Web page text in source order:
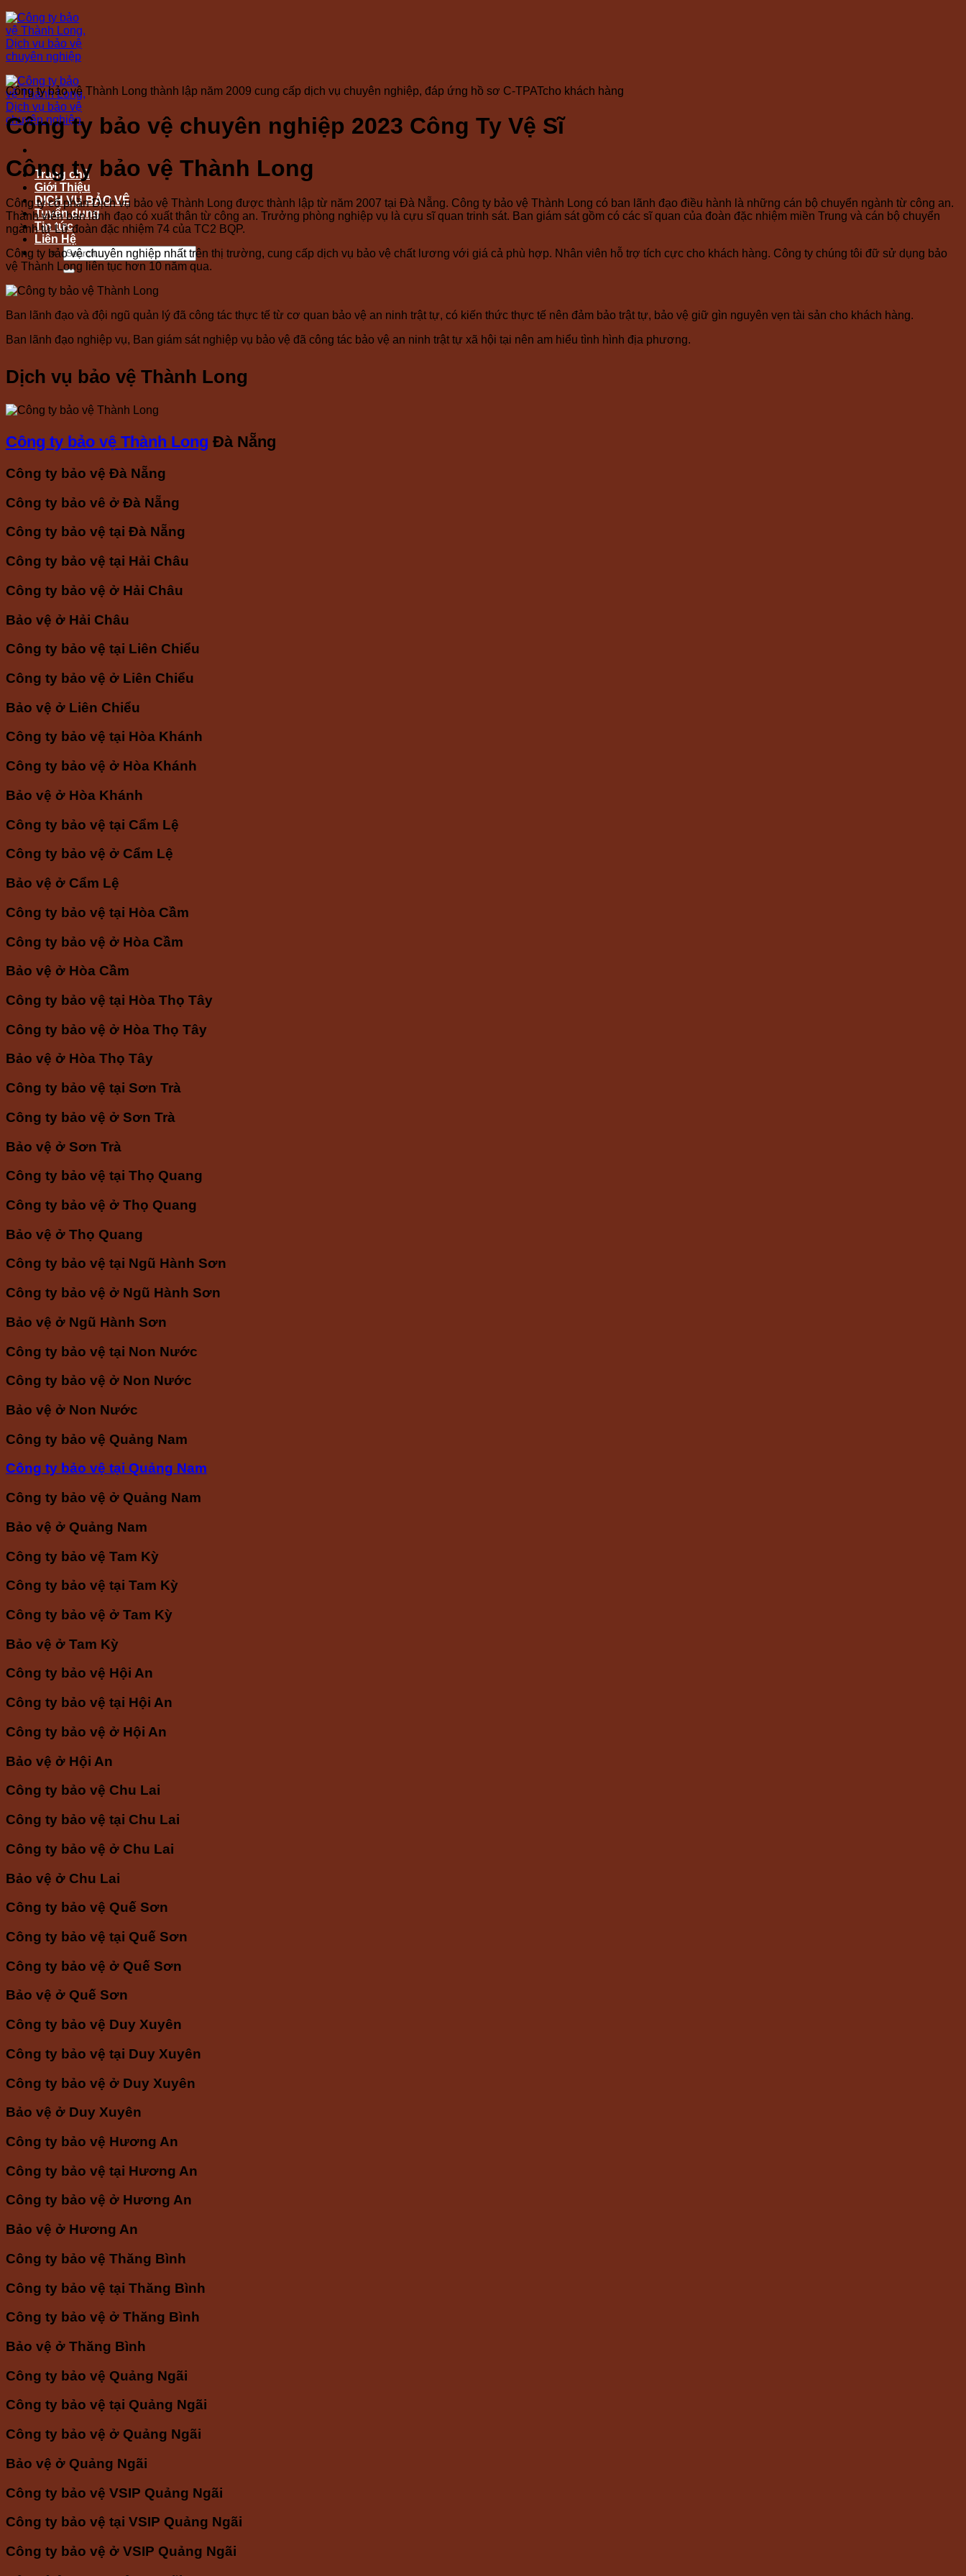
Skip
to
content
Trang chủ
Giới Thiệu
DỊCH VỤ BẢO VỆ
Tuyển dụng
Tin tức
Liên Hệ
Công ty bảo vệ Thành Long thành lập năm 2009 cung cấp dịch vụ chuyên nghiệp, đáp ứng hồ sơ C-TPATcho khách hàng
Công ty bảo vệ chuyên nghiệp 2023 Công Ty Vệ Sĩ
Công ty bảo vệ Thành Long
Công ty cổ phần Dịch vụ bảo vệ Thành Long được thành lập từ năm 2007 tại Đà Nẵng. Công ty bảo vệ Thành Long có ban lãnh đạo điều hành là những cán bộ chuyển ngành từ công an.
Thành viên ban lãnh đạo có xuất thân từ công an. Trưởng phòng nghiệp vụ là cựu sĩ quan trinh sát. Ban giám sát gồm có các sĩ quan của đoàn đặc nhiệm miền Trung và cán bộ chuyển
ngành từ Lữ đoàn đặc nhiệm 74 của TC2 BQP.
Công ty bảo vệ chuyên nghiệp nhất trên thị trường, cung cấp dịch vụ bảo vệ chất lương với giá cả phù hợp. Nhân viên hỗ trợ tích cực cho khách hàng. Công ty chúng tôi đữ sử dụng bảo
vệ Thành Long liên tục hơn 10 năm qua.
Ban lãnh đạo và đội ngũ quản lý đã công tác thực tế từ cơ quan bảo vệ an ninh trật tự, có kiến thức thực tế nên đảm bảo trật tự, bảo vệ giữ gìn nguyên vẹn tài sản cho khách hàng.
Ban lãnh đạo nghiệp vụ, Ban giám sát nghiệp vụ bảo vệ đã công tác bảo vệ an ninh trật tự xã hội tại nên am hiểu tình hình địa phương.
Dịch vụ bảo vệ Thành Long
Công ty bảo vệ Thành Long Đà Nẵng
Công ty bảo vệ Đà Nẵng
Công ty bảo vê ở Đà Nẵng
Công ty bảo vệ tại Đà Nẵng
Công ty bảo vệ tại Hải Châu
Công ty bảo vệ ở Hải Châu
Bảo vệ ở Hải Châu
Công ty bảo vệ tại Liên Chiểu
Công ty bảo vệ ở Liên Chiểu
Bảo vệ ở Liên Chiểu
Công ty bảo vệ tại Hòa Khánh
Công ty bảo vệ ở Hòa Khánh
Bảo vệ ở Hòa Khánh
Công ty bảo vệ tại Cẩm Lệ
Công ty bảo vệ ở Cẩm Lệ
Bảo vệ ở Cẩm Lệ
Công ty bảo vệ tại Hòa Cầm
Công ty bảo vệ ở Hòa Cầm
Bảo vệ ở Hòa Cầm
Công ty bảo vệ tại Hòa Thọ Tây
Công ty bảo vệ ở Hòa Thọ Tây
Bảo vệ ở Hòa Thọ Tây
Công ty bảo vệ tại Sơn Trà
Công ty bảo vệ ở Sơn Trà
Bảo vệ ở Sơn Trà
Công ty bảo vệ tại Thọ Quang
Công ty bảo vệ ở Thọ Quang
Bảo vệ ở Thọ Quang
Công ty bảo vệ tại Ngũ Hành Sơn
Công ty bảo vệ ở Ngũ Hành Sơn
Bảo vệ ở Ngũ Hành Sơn
Công ty bảo vệ tại Non Nước
Công ty bảo vệ ở Non Nước
Bảo vệ ở Non Nước
Công ty bảo vệ Quảng Nam
Công ty bảo vệ tại Quảng Nam
Công ty bảo vệ ở Quảng Nam
Bảo vệ ở Quảng Nam
Công ty bảo vệ Tam Kỳ
Công ty bảo vệ tại Tam Kỳ
Công ty bảo vệ ở Tam Kỳ
Bảo vệ ở Tam Kỳ
Công ty bảo vệ Hội An
Công ty bảo vệ tại Hội An
Công ty bảo vệ ở Hội An
Bảo vệ ở Hội An
Công ty bảo vệ Chu Lai
Công ty bảo vệ tại Chu Lai
Công ty bảo vệ ở Chu Lai
Bảo vệ ở Chu Lai
Công ty bảo vệ Quế Sơn
Công ty bảo vệ tại Quế Sơn
Công ty bảo vệ ở Quế Sơn
Bảo vệ ở Quế Sơn
Công ty bảo vệ Duy Xuyên
Công ty bảo vệ tại Duy Xuyên
Công ty bảo vệ ở Duy Xuyên
Bảo vệ ở Duy Xuyên
Công ty bảo vệ Hương An
Công ty bảo vệ tại Hương An
Công ty bảo vệ ở Hương An
Bảo vệ ở Hương An
Công ty bảo vệ Thăng Bình
Công ty bảo vệ tại Thăng Bình
Công ty bảo vệ ở Thăng Bình
Bảo vệ ở Thăng Bình
Công ty bảo vệ Quảng Ngãi
Công ty bảo vệ tại Quảng Ngãi
Công ty bảo vệ ở Quảng Ngãi
Bảo vệ ở Quảng Ngãi
Công ty bảo vệ VSIP Quảng Ngãi
Công ty bảo vệ tại VSIP Quảng Ngãi
Công ty bảo vệ ở VSIP Quảng Ngãi